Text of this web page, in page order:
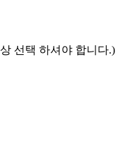
선택 하셔야 합니다.)